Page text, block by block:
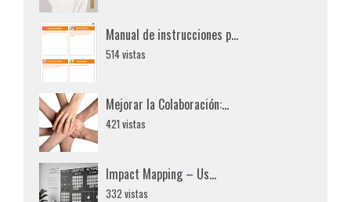
Manual de instrucciones p...
514 vistas
Mejorar la Colaboración:...
421 vistas
Impact Mapping – Us...
332 vistas